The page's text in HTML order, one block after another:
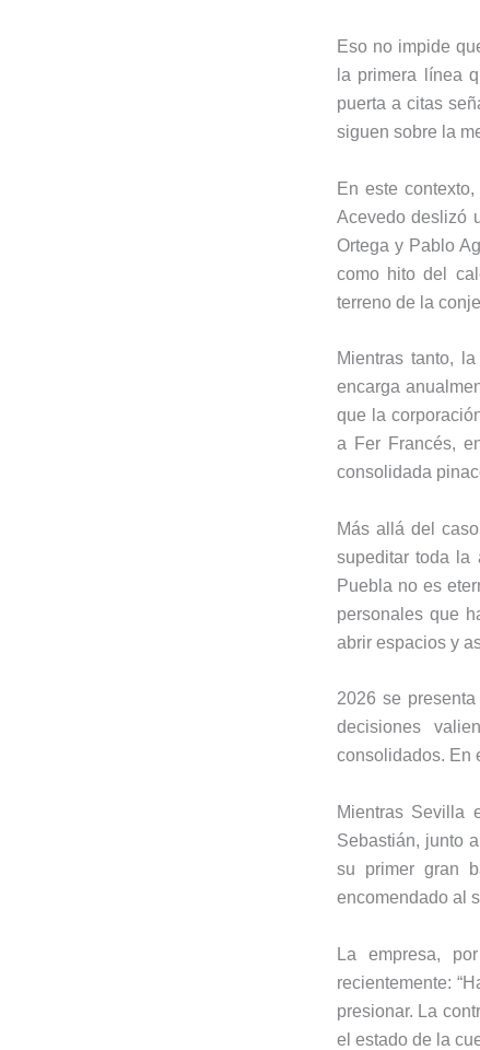
Eso no impide
la primera línea
puerta a citas
siguen sobre la
En este
Acevedo deslizó
Ortega y Pablo
como hito del
terreno de la
Mientras tanto,
encarga
que la
a Fer Francés,
consolidada
Más allá del
supeditar toda la
Puebla no es
personales que
abrir espacios y
2026 se
decisiones
consolidados. En
Mientras Sevilla
Sebastián, junto
su primer gran
encomendado al
La empresa,
recientemente:
presionar. La
el estado de la